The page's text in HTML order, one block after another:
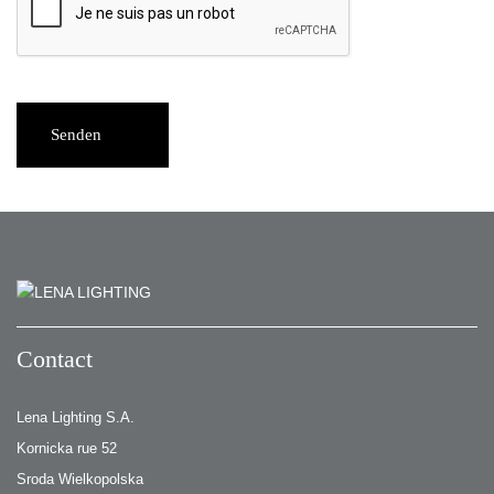
Senden
Contact
Lena Lighting S.A.
Kornicka rue 52
Sroda Wielkopolska